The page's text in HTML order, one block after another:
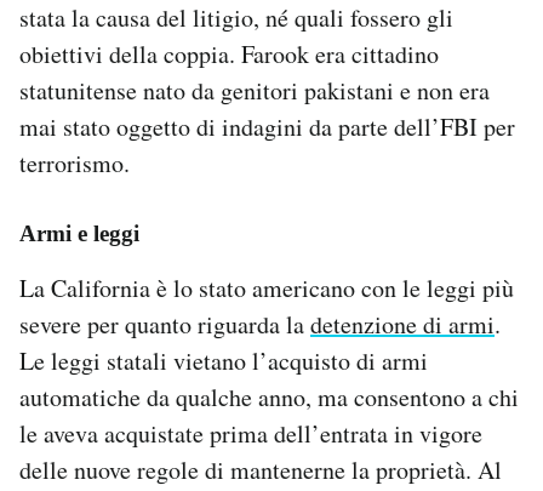
stata la causa del litigio, né quali fossero gli
obiettivi della coppia. Farook era cittadino
statunitense nato da genitori pakistani e non era
mai stato oggetto di indagini da parte dell’FBI per
terrorismo.
Armi e leggi
La California è lo stato americano con le leggi più
severe per quanto riguarda ladetenzione di armi.
Le leggi statali vietano l’acquisto di armi
automatiche da qualche anno, ma consentono a chi
le aveva acquistate prima dell’entrata in vigore
delle nuove regole di mantenerne la proprietà. Al